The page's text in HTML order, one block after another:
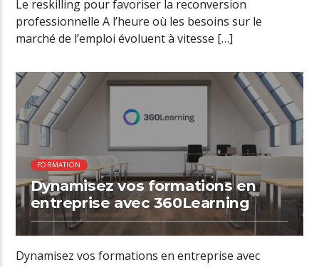
Le reskilling pour favoriser la reconversion
professionnelle A l’heure où les besoins sur le
marché de l’emploi évoluent à vitesse […]
01:12 READ TIME
FORMATION
Dynamisez vos formations en
entreprise avec 360Learning
Dynamisez vos formations en entreprise avec